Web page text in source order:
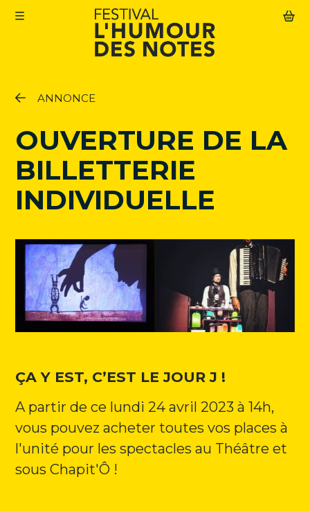
Aller au contenu principal
ANNONCE
OUVERTURE DE LA
BILLETTERIE
INDIVIDUELLE
ÇA Y EST, C’EST LE JOUR J !
A partir de ce lundi 24 avril 2023 à 14h,
vous pouvez acheter toutes vos places à
l'unité pour les spectacles au Théâtre et
sous Chapit'Ô !
Abonnement
Agenda
Actualités
Infos pratiques
Mon compte
Abonnement
Programme
Contact
Newsletter
Facebook
Instagram